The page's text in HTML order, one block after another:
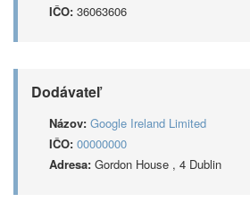
IČO: 36063606
Dodávateľ
Názov: Google Ireland Limited
IČO: 00000000
Adresa: Gordon House , 4 Dublin